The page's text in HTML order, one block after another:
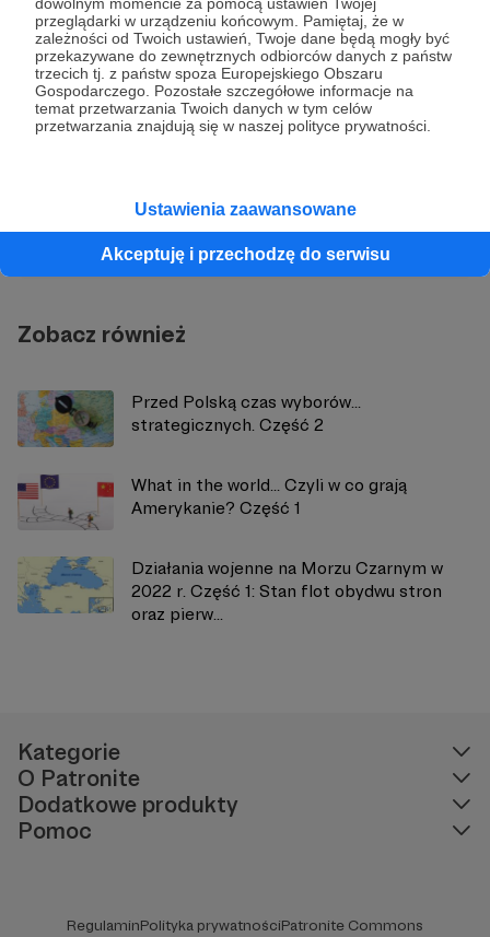
przeglądarki w urządzeniu końcowym. Pamiętaj, że w
zależności od Twoich ustawień, Twoje dane będą mogły być
przekazywane do zewnętrznych odbiorców danych z państw
trzecich tj. z państw spoza Europejskiego Obszaru
Gospodarczego. Pozostałe szczegółowe informacje na
temat przetwarzania Twoich danych w tym celów
przetwarzania znajdują się w naszej polityce prywatności.
Ustawienia zaawansowane
Akceptuję i przechodzę do serwisu
Udostępnij
Zobacz profil autora
Zobacz również
Przed Polską czas wyborów…
strategicznych. Część 2
What in the world… Czyli w co grają
Amerykanie? Część 1
Działania wojenne na Morzu Czarnym w
2022 r. Część 1: Stan flot obydwu stron
oraz pierw...
Kategorie
O Patronite
Dodatkowe produkty
Pomoc
RegulaminPolityka prywatnościPatronite Commons